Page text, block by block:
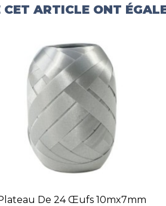
ARTICLE ONT
De 24 Œufs 10mx7mm